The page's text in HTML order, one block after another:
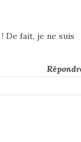
De fait, je ne suis